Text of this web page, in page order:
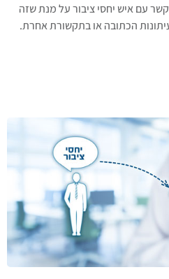
עם איש יחסי ציבור על מנת שזה
הכתובה או בתקשורת אחרת.